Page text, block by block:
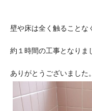
壁や床は全く触ることな
約１時間の工事となりま
ありがとうございました。